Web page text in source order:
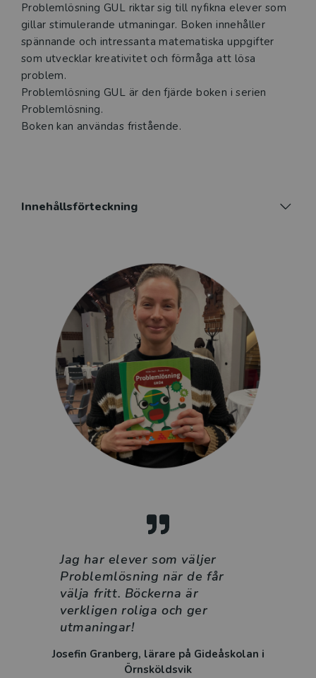
Problemlösning GUL riktar sig till nyfikna elever som
gillar stimulerande utmaningar. Boken innehåller
spännande och intressanta matematiska uppgifter
som utvecklar kreativitet och förmåga att lösa
problem.
Problemlösning GUL är den fjärde boken i serien
Problemlösning.
Boken kan användas fristående.
Innehållsförteckning
Jag har elever som väljer
Problemlösning när de får
välja fritt. Böckerna är
verkligen roliga och ger
utmaningar!
Josefin Granberg, lärare på Gideåskolan i
Örnsköldsvik